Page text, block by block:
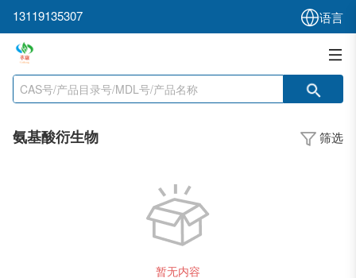
13119135307 语言
氨基酸衍生物 筛选
暂无内容